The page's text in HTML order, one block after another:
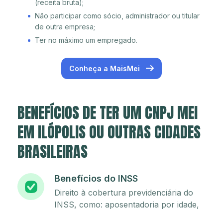
(receita bruta);
Não participar como sócio, administrador ou titular
de outra empresa;
Ter no máximo um empregado.
Conheça a MaisMei
BENEFÍCIOS DE TER UM CNPJ MEI
EM ILÓPOLIS OU OUTRAS CIDADES
BRASILEIRAS
Benefícios do INSS
Direito à cobertura previdenciária do
INSS, como: aposentadoria por idade,